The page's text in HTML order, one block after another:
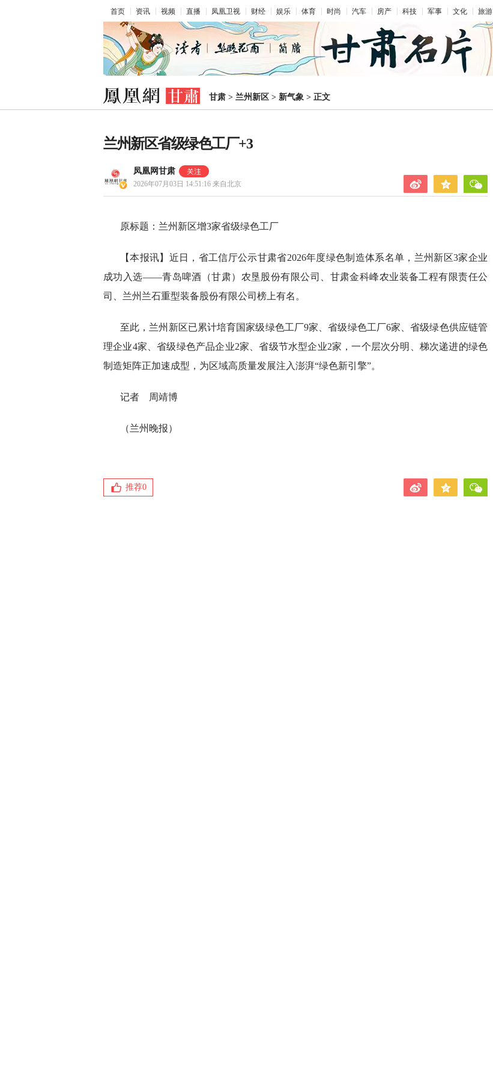
首页 资讯 视频 直播 凤凰卫视 财经 娱乐 体育 时尚 汽车 房产 科技 军事 文化 旅游
甘肃 > 兰州新区 > 新气象 > 正文
兰州新区省级绿色工厂+3
凤凰网甘肃
2026年07月03日 14:51:16 来自北京
原标题：兰州新区增3家省级绿色工厂
【本报讯】近日，省工信厅公示甘肃省2026年度绿色制造体系名单，兰州新区3家企业
成功入选——青岛啤酒（甘肃）农垦股份有限公司、甘肃金科峰农业装备工程有限责任公
司、兰州兰石重型装备股份有限公司榜上有名。
至此，兰州新区已累计培育国家级绿色工厂9家、省级绿色工厂6家、省级绿色供应链管
理企业4家、省级绿色产品企业2家、省级节水型企业2家，一个层次分明、梯次递进的绿色
制造矩阵正加速成型，为区域高质量发展注入澎湃“绿色新引擎”。
记者 周靖博
（兰州晚报）
推荐0